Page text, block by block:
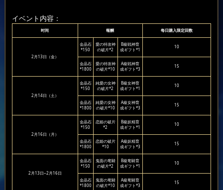
イベント内容：
时间 報酬 每日購入限定回数
2月13日（金）
金晶石
*150
愛の特攻神
の破片*2
B級戦神育
成ギフト*1
10
金晶石
*1800
愛の特攻神
の破片*10
A級戦神育
成ギフト*3
15
2月14日（土）
金晶石
*150
純愛の女神
の破片*2
B級女神育
成ギフト*1
10
金晶石
*1800
純愛の女神
の破片*10
A級女神育
成ギフト*3
15
2月16日（月）
金晶石
*150
恋姫の破片
*2
B級妖精育
成ギフト*1
10
金晶石
*1800
恋姫の破片
*10
A級妖精育
成ギフト*3
15
2月13日~2月16日
金晶石
*150
鬼面の竜騎
の破片*2
B級竜騎育
成ギフト*1
10
金晶石
*1800
鬼面の竜騎
の破片*10
A級竜騎育
成ギフト*3
15